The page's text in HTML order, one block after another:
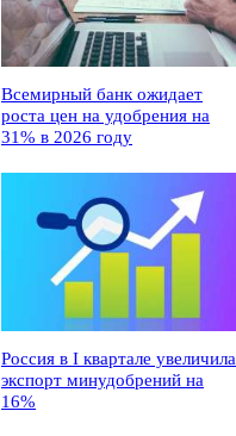
Всемирный банк ожидает
роста цен на удобрения на
31% в 2026 году
Россия в I квартале увеличила
экспорт минудобрений на
16%